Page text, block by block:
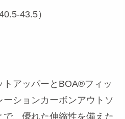
43.5）
トアッパーとBOA®フィッ
ーションカーボンアウトソ
、優れた伸縮性を備えた